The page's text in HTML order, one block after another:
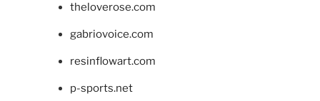
theloverose.com
gabriovoice.com
resinflowart.com
p-sports.net